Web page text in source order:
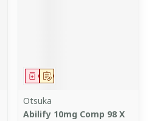
Op voorschrift
Geneesmiddel
Otsuka
Abilify 10mg Comp 98 X